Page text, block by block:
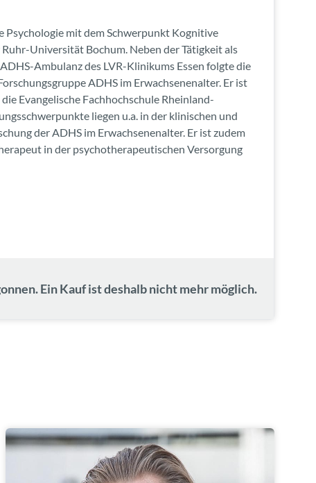
Psychologie mit dem Schwerpunkt Kognitive
Universität Bochum. Neben der Tätigkeit als
Ambulanz des LVR-Klinikums Essen folgte die
ADHS im Erwachsenenalter. Er ist
Evangelische Fachhochschule Rheinland-
liegen u.a. in der klinischen und
der ADHS im Erwachsenenalter. Er ist zudem
in der psychotherapeutischen Versorgung
Ein Kauf ist deshalb nicht mehr möglich.